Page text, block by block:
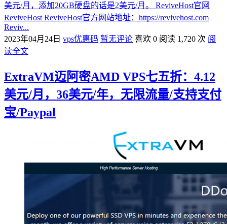
美元/月，添加20GB硬盘的话是2美元/月。 ReviveHost官网
ReviveHost ReviveHost官方网站地址：https://revivehost.com
Reviv...
2023年04月24日 vps优惠码 暂无评论 喜欢 0 阅读 1,720 次 阅
读全文
ExtraVM迈阿密AMD VPS七五折：4.12
美元/月，36美元/年，无限流量/支持支付
宝/Paypal